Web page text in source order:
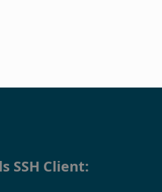
SSH Client: